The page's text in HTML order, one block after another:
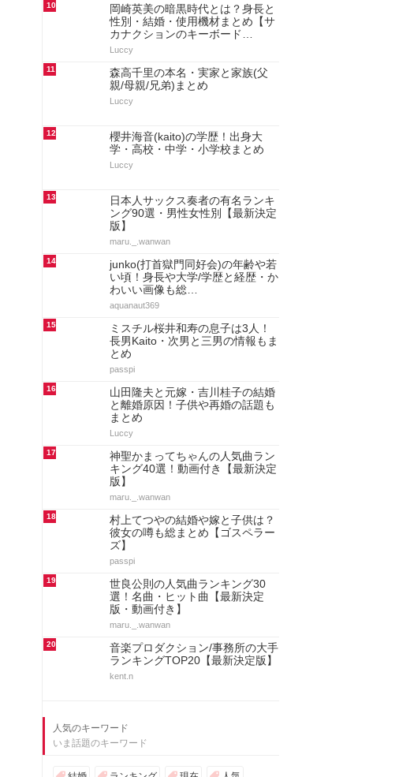
10
岡崎英美の暗黒時代とは？身長と
性別・結婚・使用機材まとめ【サ
カナクションのキーボード…
Luccy
11
森高千里の本名・実家と家族(父
親/母親/兄弟)まとめ
Luccy
12
櫻井海音(kaito)の学歴！出身大
学・高校・中学・小学校まとめ
Luccy
13
日本人サックス奏者の有名ランキ
ング90選・男性女性別【最新決定
版】
maru._.wanwan
14
junko(打首獄門同好会)の年齢や若
い頃！身長や大学/学歴と経歴・か
わいい画像も総…
aquanaut369
15
ミスチル桜井和寿の息子は3人！
長男Kaito・次男と三男の情報もま
とめ
passpi
16
山田隆夫と元嫁・吉川桂子の結婚
と離婚原因！子供や再婚の話題も
まとめ
Luccy
17
神聖かまってちゃんの人気曲ラン
キング40選！動画付き【最新決定
版】
maru._.wanwan
18
村上てつやの結婚や嫁と子供は？
彼女の噂も総まとめ【ゴスペラー
ズ】
passpi
19
世良公則の人気曲ランキング30
選！名曲・ヒット曲【最新決定
版・動画付き】
maru._.wanwan
20
音楽プロダクション/事務所の大手
ランキングTOP20【最新決定版】
kent.n
人気のキーワード
いま話題のキーワード